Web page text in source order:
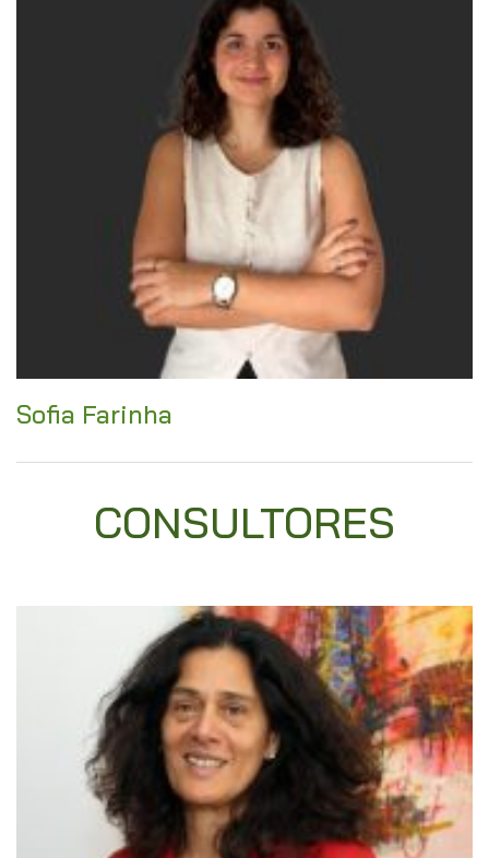
Sofia Farinha
CONSULTORES